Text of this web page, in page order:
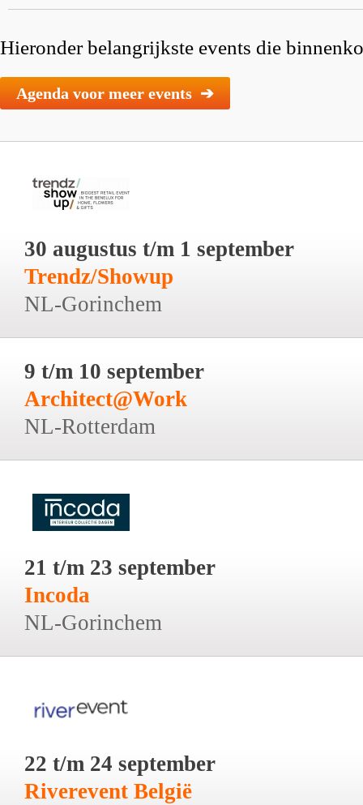
Hieronder belangrijkste events die
Agenda voor meer events ➔
30 augustus t/m 1 september
Trendz/Showup
NL-Gorinchem
9 t/m 10 september
Architect@Work
NL-Rotterdam
21 t/m 23 september
Incoda
NL-Gorinchem
22 t/m 24 september
Riverevent België